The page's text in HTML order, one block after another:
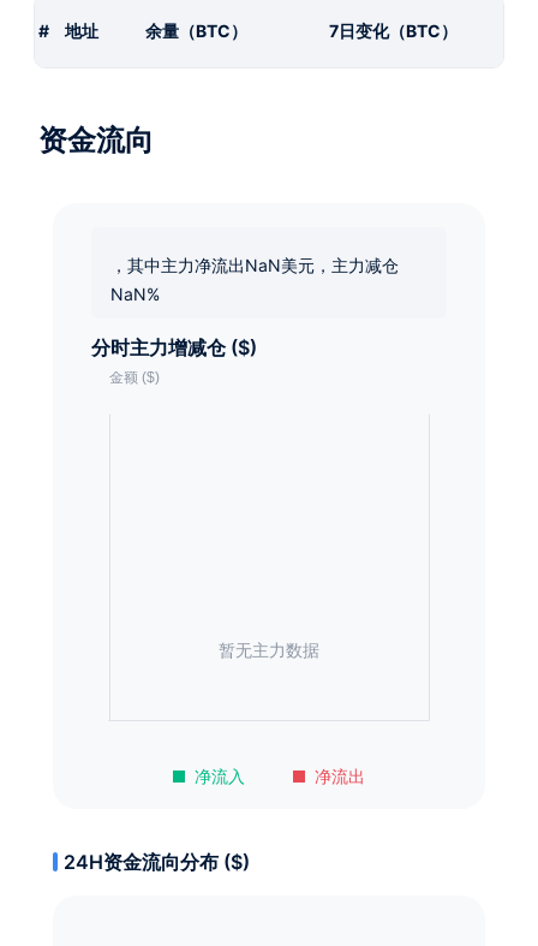
# 地址 余量（BTC） 7日变化（BTC）
资金流向
，其中主力净流出NaN美元，主力减仓
NaN%
分时主力增减仓 ($)
净流入 净流出
暂无主力数据
24H资金流向分布 ($)